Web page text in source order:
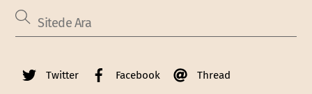
Twitter Facebook Thread